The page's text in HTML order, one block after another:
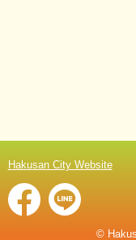
Hakusan City Website
©︎